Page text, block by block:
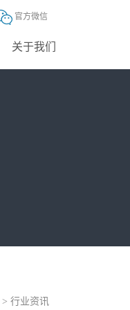
官方微信
关于我们
>行业资讯